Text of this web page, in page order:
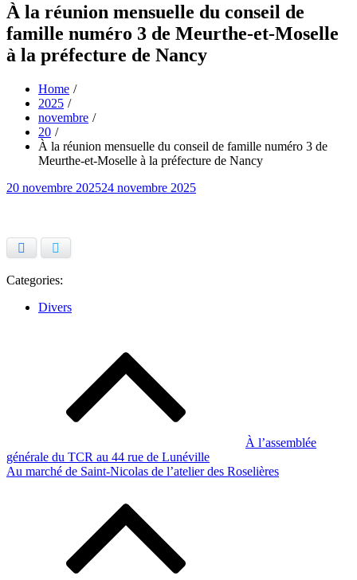
À la réunion mensuelle du conseil de
famille numéro 3 de Meurthe-et-Moselle
à la préfecture de Nancy
Home
2025
novembre
20
À la réunion mensuelle du conseil de famille numéro 3 de
Meurthe-et-Moselle à la préfecture de Nancy
Posted
20 novembre 202524 novembre 2025
Categories:
Divers
À l’assemblée
générale du TCR au 44 rue de Lunéville
Au marché de Saint-Nicolas de l’atelier des Roselières